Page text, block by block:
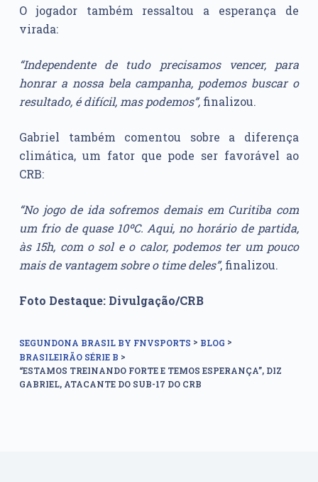
O jogador também ressaltou a esperança de
virada:
“Independente de tudo precisamos vencer, para
honrar a nossa bela campanha, podemos buscar o
resultado, é difícil, mas podemos”,finalizou.
Gabriel também comentou sobre a diferença
climática, um fator que pode ser favorável ao
CRB:
“No jogo de ida sofremos demais em Curitiba com
um frio de quase 10ºC. Aqui, no horário de partida,
às 15h, com o sol e o calor, podemos ter um pouco
mais de vantagem sobre o time deles”, finalizou.
Foto Destaque: Divulgação/CRB
SEGUNDONA BRASIL BY FNVSPORTS > BLOG >
BRASILEIRÃO SÉRIE B >
“ESTAMOS TREINANDO FORTE E TEMOS ESPERANÇA”, DIZ
GABRIEL, ATACANTE DO SUB-17 DO CRB